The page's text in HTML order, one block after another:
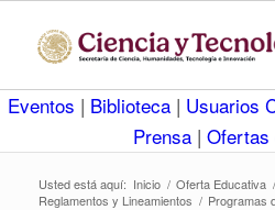
Eventos | Biblioteca | Usuarios
Prensa | Ofertas
Usted está aquí: Inicio / Oferta Educativa /
Reglamentos y Lineamientos / Programas